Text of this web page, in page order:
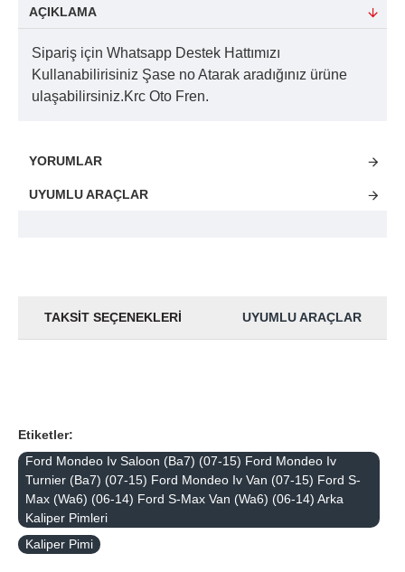
AÇIKLAMA
Sipariş için Whatsapp Destek Hattımızı
Kullanabilirisiniz Şase no Atarak aradığınız ürüne
ulaşabilirsiniz.Krc Oto Fren.
YORUMLAR
UYUMLU ARAÇLAR
TAKSIT SEÇENEKLERI UYUMLU ARAÇLAR
Etiketler:
Ford Mondeo Iv Saloon (Ba7) (07-15) Ford Mondeo Iv
Turnier (Ba7) (07-15) Ford Mondeo Iv Van (07-15) Ford S-
Max (Wa6) (06-14) Ford S-Max Van (Wa6) (06-14) Arka
Kaliper Pimleri
Kaliper Pimi